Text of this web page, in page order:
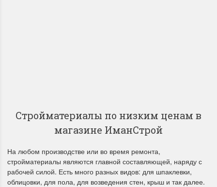
Стройматериалы по низким ценам в
магазине ИманСтрой
На любом производстве или во время ремонта,
стройматериалы являются главной составляющей, наряду с
рабочей силой. Есть много разных видов: для шпаклевки,
облицовки, для пола, для возведения стен, крыш и так далее.